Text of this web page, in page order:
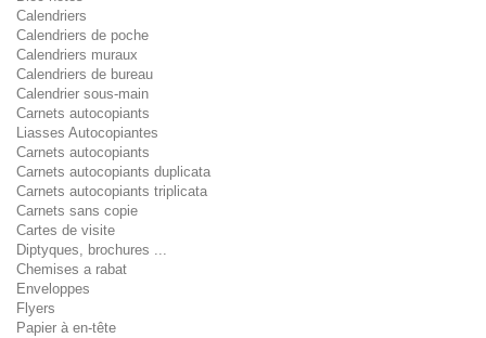
Calendriers
Calendriers de poche
Calendriers muraux
Calendriers de bureau
Calendrier sous-main
Carnets autocopiants
Liasses Autocopiantes
Carnets autocopiants
Carnets autocopiants duplicata
Carnets autocopiants triplicata
Carnets sans copie
Cartes de visite
Diptyques, brochures ...
Chemises a rabat
Enveloppes
Flyers
Papier à en-tête